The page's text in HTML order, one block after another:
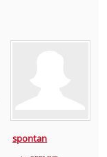
spontan